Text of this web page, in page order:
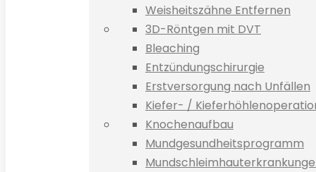
Weisheitszähne Entfernen
3D-Röntgen mit DVT
Bleaching
Entzündungschirurgie
Erstversorgung nach Unfällen
Kiefer- /
Knochenaufbau
Mundgesundheitsprogramm